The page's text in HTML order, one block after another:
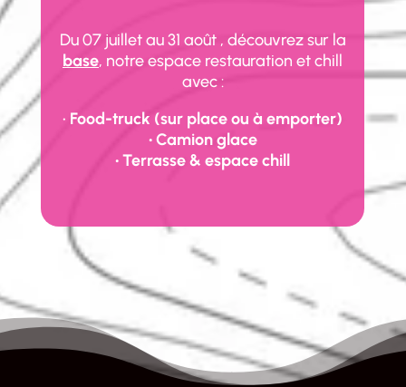
Du 07 juillet au 31 août , découvrez sur la
base, notre espace restauration et chill
avec :
• Food-truck (sur place ou à emporter)
• Camion glace
• Terrasse & espace chill